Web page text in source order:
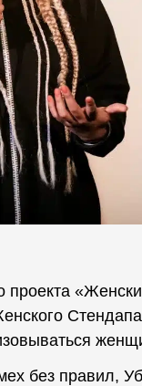
проекта
без правил,